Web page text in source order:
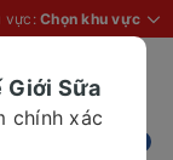
vực:Chọn khu vực
Giới Sữa
chính xác